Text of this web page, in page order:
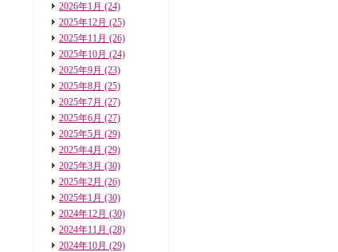
2026年1月 (24)
2025年12月 (25)
2025年11月 (26)
2025年10月 (24)
2025年9月 (23)
2025年8月 (25)
2025年7月 (27)
2025年6月 (27)
2025年5月 (29)
2025年4月 (29)
2025年3月 (30)
2025年2月 (26)
2025年1月 (30)
2024年12月 (30)
2024年11月 (28)
2024年10月 (29)